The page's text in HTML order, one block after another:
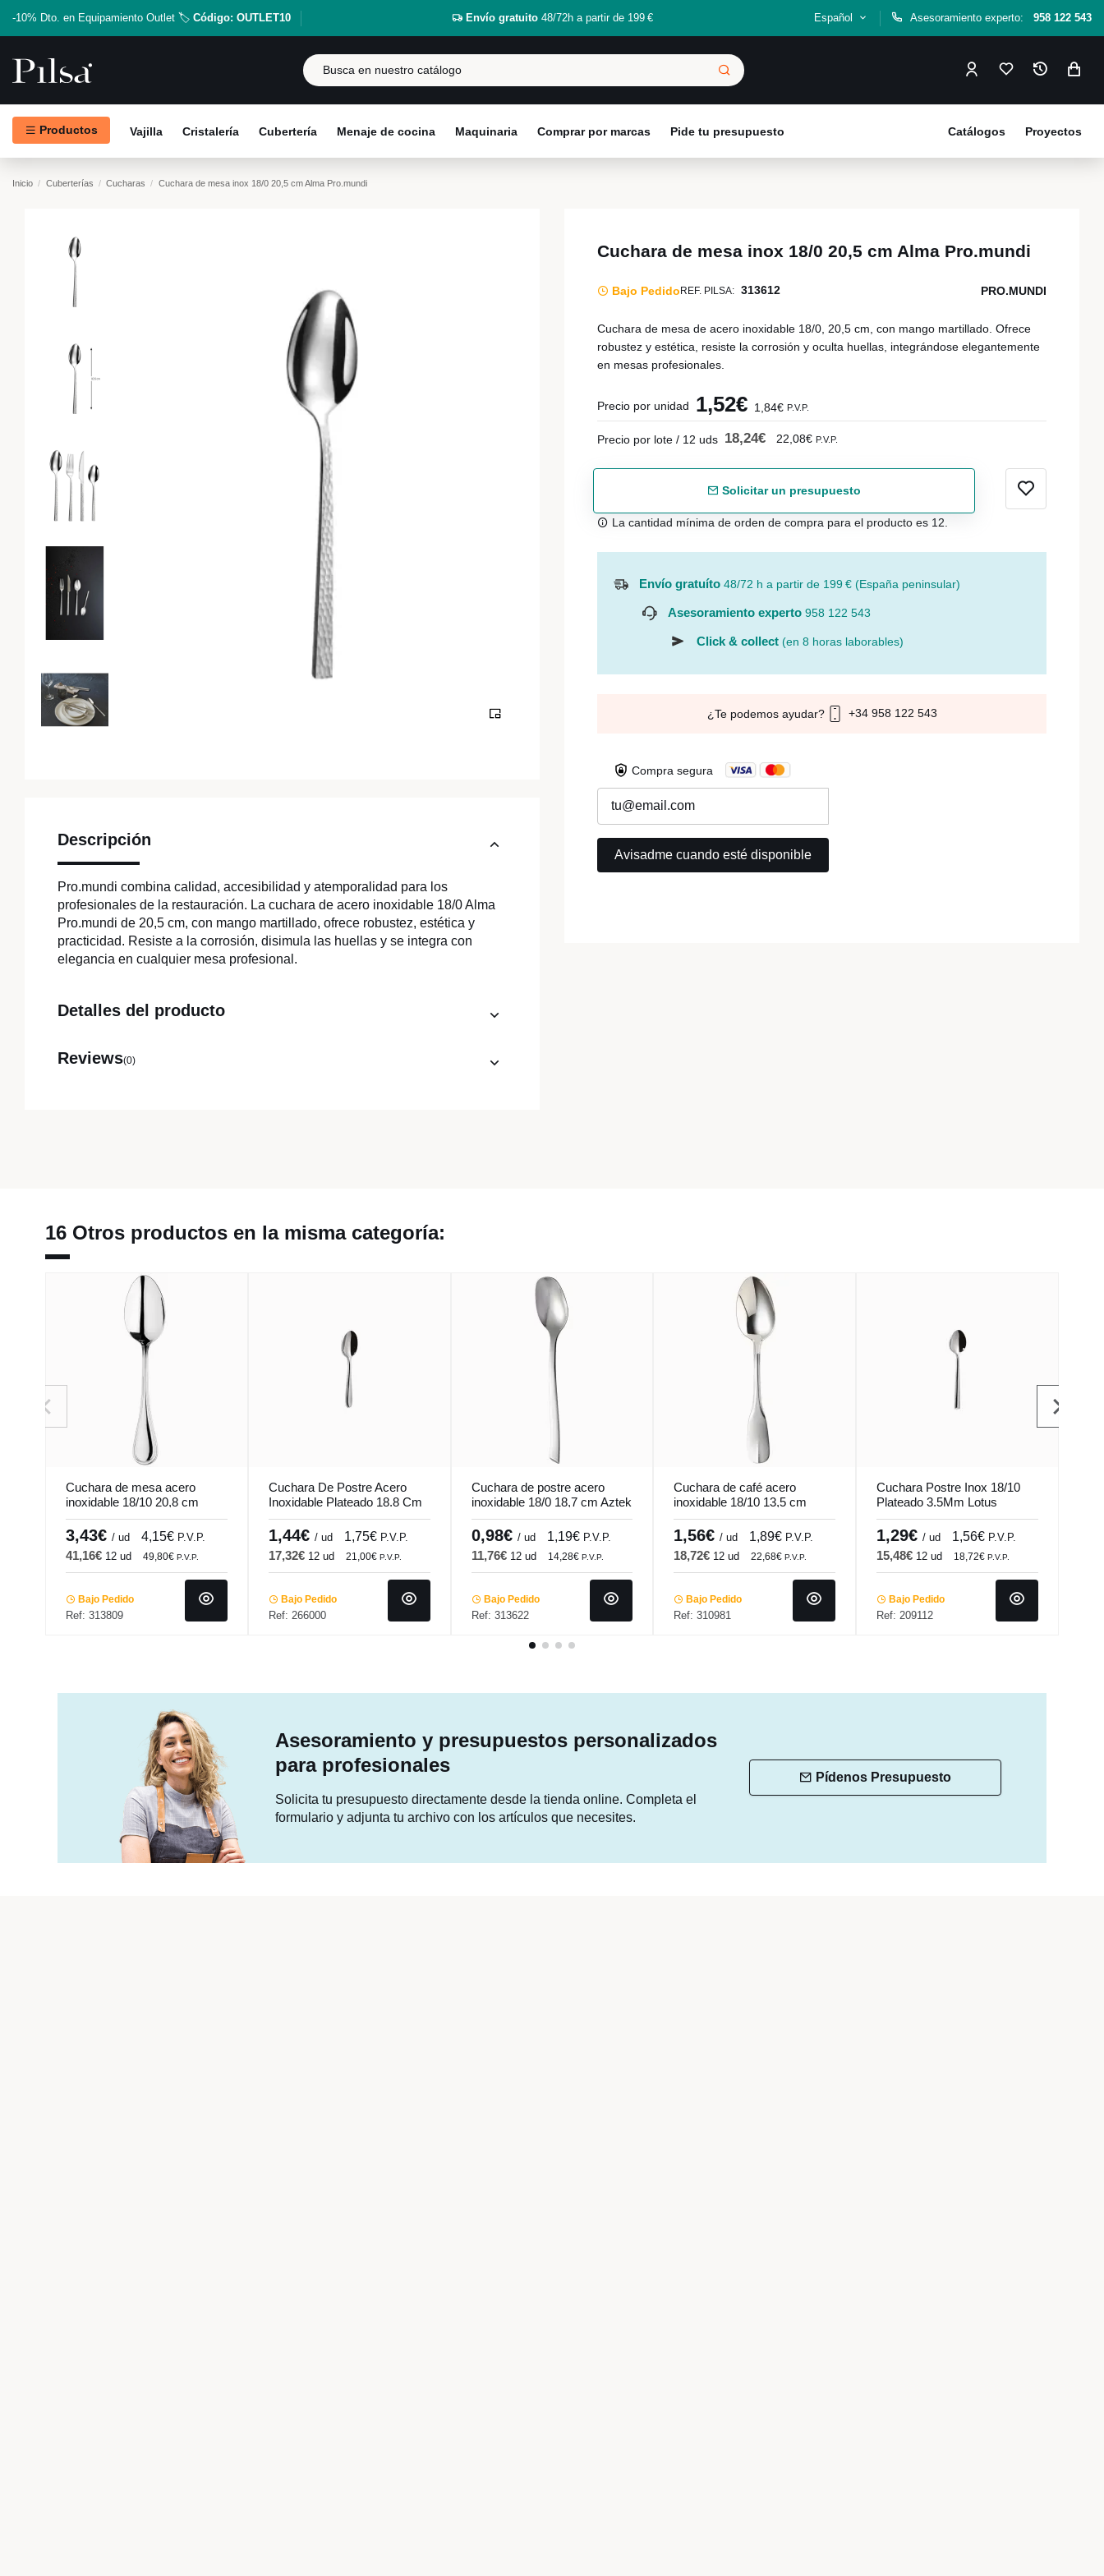
-10% Dto. en Equipamiento Outlet 🏷️ Código: OUTLET10 Envío gratuito48/72h a partir de 199 € Español Asesoramiento experto: 958 122 543
Productos Vajilla Cristalería Cubertería Menaje de cocina Maquinaria Comprar por marcas Pide tu presupuesto Proyectos
Catálogos
Inicio Cuberterías Cucharas Cuchara de mesa inox 18/0 20,5 cm Alma Pro.mundi
Descripción
Pro.mundi combina calidad, accesibilidad y atemporalidad para los
profesionales de la restauración. La cuchara de acero inoxidable 18/0 Alma
Pro.mundi de 20,5 cm, con mango martillado, ofrece robustez, estética y
practicidad. Resiste a la corrosión, disimula las huellas y se integra con
elegancia en cualquier mesa profesional.
Detalles del producto
Reviews(0)
Cuchara de mesa inox 18/0 20,5 cm Alma Pro.mundi
Bajo Pedido REF. PILSA: 313612 PRO.MUNDI
Cuchara de mesa de acero inoxidable 18/0, 20,5 cm, con mango martillado. Ofrece
robustez y estética, resiste la corrosión y oculta huellas, integrándose elegantemente
en mesas profesionales.
Precio por unidad 1,52€ 1,84€ P.V.P.
Precio por lote / 12 uds 18,24€ 22,08€ P.V.P.
Solicitar un presupuesto
La cantidad mínima de orden de compra para el producto es 12.
Envío gratuíto 48/72 h a partir de 199 € (España peninsular)
Asesoramiento experto 958 122 543
Click & collect (en 8 horas laborables)
¿Te podemos ayudar? +34 958 122 543
Compra segura
16 Otros productos en la misma categoría:
Cuchara de mesa acero
inoxidable 18/10 20,8 cm
Harmony Pro.mundi
3,43€ / ud 4,15€ P.V.P.
41,16€ 12 ud 49,80€ P.V.P.
Bajo Pedido
Ref: 313809
Cuchara De Postre Acero
Inoxidable Plateado 18.8 Cm
Tulip Pro.mundi
1,44€ / ud 1,75€ P.V.P.
17,32€ 12 ud 21,00€ P.V.P.
Bajo Pedido
Ref: 266000
Cuchara de postre acero
inoxidable 18/0 18,7 cm Aztek
Pro.mundi
0,98€ / ud 1,19€ P.V.P.
11,76€ 12 ud 14,28€ P.V.P.
Bajo Pedido
Ref: 313622
Cuchara de café acero
inoxidable 18/10 13,5 cm
Vieux Paris Pm Pro.mundi
1,56€/ ud 1,89€ P.V.P.
18,72€ 12 ud 22,68€P.V.P.
Bajo Pedido
Ref: 310981
Cuchara Postre Inox 18/10
Plateado 3.5Mm Lotus
Comas
1,29€/ ud 1,56€ P.V.P.
15,48€ 12 ud 18,72€P.V.P.
Bajo Pedido
Ref: 209112
Asesoramiento y presupuestos personalizados
para profesionales
Solicita tu presupuesto directamente desde la tienda online. Completa el
formulario y adjunta tu archivo con los artículos que necesites.
Pídenos Presupuesto